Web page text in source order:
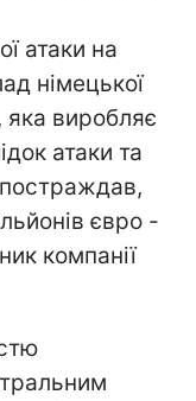
атаки на
німецької
яка виробляє
атаки та
євро -
компанії